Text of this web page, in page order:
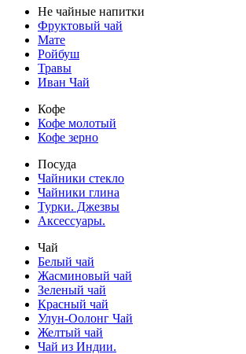
Не чайные напитки
Фруктовый чай
Мате
Ройбуш
Травы
Иван Чай
Кофе
Кофе молотый
Кофе зерно
Посуда
Чайники стекло
Чайники глина
Турки. Джезвы
Аксессуары.
Чай
Белый чай
Жасминовый чай
Зеленый чай
Красный чай
Улун-Оолонг Чай
Желтый чай
Чай из Индии.